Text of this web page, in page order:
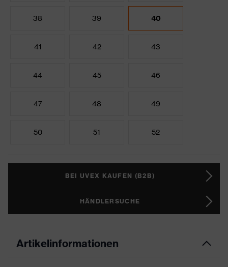
38 39 40
41 42 43
44 45 46
47 48 49
50 51 52
BEI UVEX KAUFEN (B2B)
HÄNDLERSUCHE
Artikelinformationen